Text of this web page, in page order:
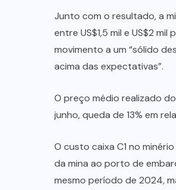
Junto com o resultado, a
entre US$1,5 mil e US$2
movimento a um “sólido
acima das expectativas”.
O preço médio realizado
junho, queda de 13% em
O custo caixa C1 no
da mina ao porto de
mesmo período de 2024,